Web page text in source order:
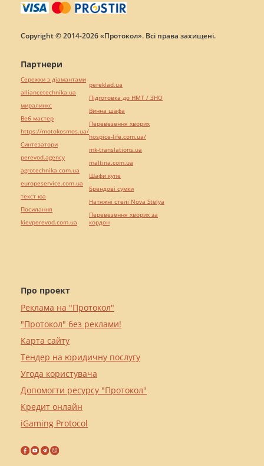
Copyright © 2014-2026 «Протокол». Всі права захищені.
Про проект
Реклама на "Протокол"
"Протокол" без реклами!
Карта сайту
Тендер на юридичну послугу
Угода користувача
Допомогти ресурсу "Протокол"
Кредит онлайн
iGaming Protocol
Партнери
Сережки з діамантами
alliancetechnika.ua
миралинкс
Веб мастер
https://motokosmos.ua/
Синтезатори
perevod.agency
agrotechnika.com.ua
europeservice.com.ua
текст юа
Посилання
kievperevod.com.ua
pereklad.ua
Підготовка до НМТ / ЗНО
Винна шафа
Перевезення хворих
hospice-life.com.ua/
mk-translations.ua
maltina.com.ua
Шафи купе
Брендові сумки
Натяжні стелі Nova Stelya
Перевезення хворих за
кордон